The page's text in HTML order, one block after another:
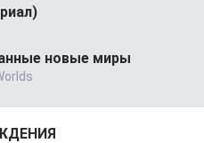
новые миры